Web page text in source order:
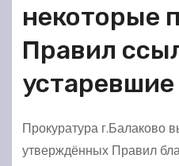
некоторые
Правил
Прокуратура г.Балаково
утверждённых Правил